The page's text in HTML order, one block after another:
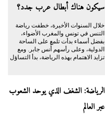
سيكون هناك أبطال عرب جدد؟
خلال السنوات الأخيرة، خطفت رياضة
التنس في تونس والمغرب الأضواء،
بفضل أسماء بدأت تلمع على الساحة
الدولية، وعلى رأسهم أُنس جابر. ومع
تزايد الاهتمام بهذه الرياضة، بدأ التساؤل
الرياضة: الشغف الذي يوحد الشعوب
عبر العالم